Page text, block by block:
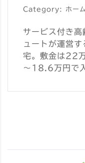
Category: ホーム
サービス付き
ュートが運営
宅。敷金は22
～18.6万円で